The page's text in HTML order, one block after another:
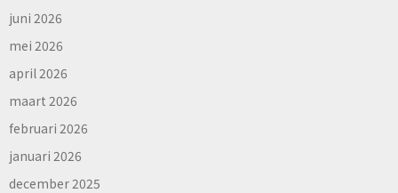
juni 2026
mei 2026
april 2026
maart 2026
februari 2026
januari 2026
december 2025